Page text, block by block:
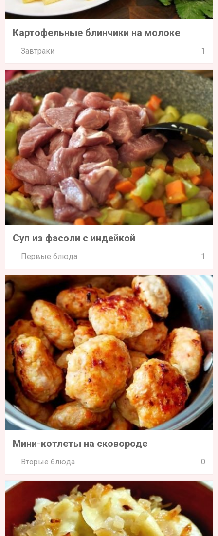
Картофельные блинчики на молоке
Завтраки 1
Суп из фасоли с индейкой
Первые блюда 1
Мини-котлеты на сковороде
Вторые блюда 0